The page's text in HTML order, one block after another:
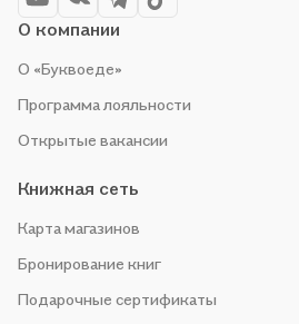
О компании
О «Буквоеде»
Программа лояльности
Открытые вакансии
Книжная сеть
Карта магазинов
Бронирование книг
Подарочные сертификаты